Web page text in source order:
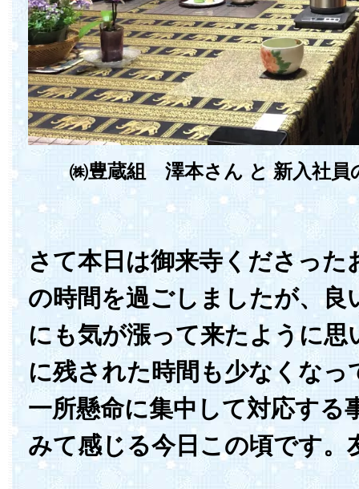
㈱豊蔵組 澤本さん と 新入社員
さて本日は御来寺くださった
の時間を過ごしましたが、良
にも気が漲って来たように思
に残された時間も少なくなっ
一所懸命に集中して対応する
みて感じる今日この頃です。